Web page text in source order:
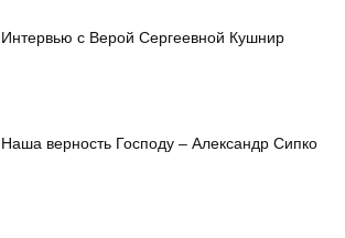
Интервью с Верой Сергеевной Кушнир
Наша верность Господу – Александр Сипко